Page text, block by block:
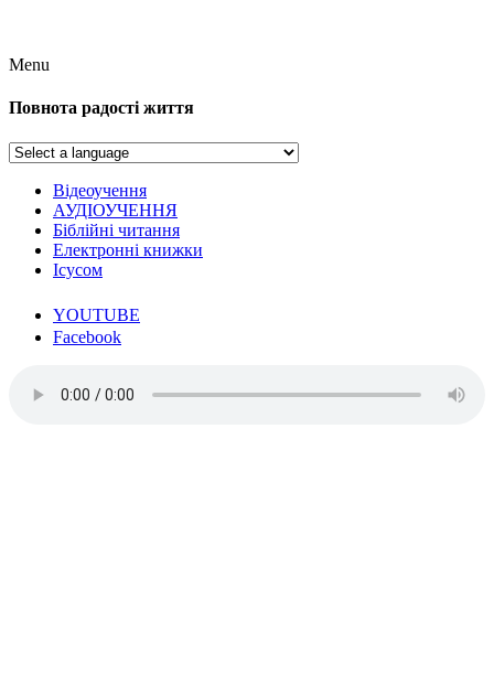
Menu
Повнота радості життя
Відеоучення
АУДІОУЧЕННЯ
Біблійні читання
Електронні книжки
Ісусом
YOUTUBE
Facebook